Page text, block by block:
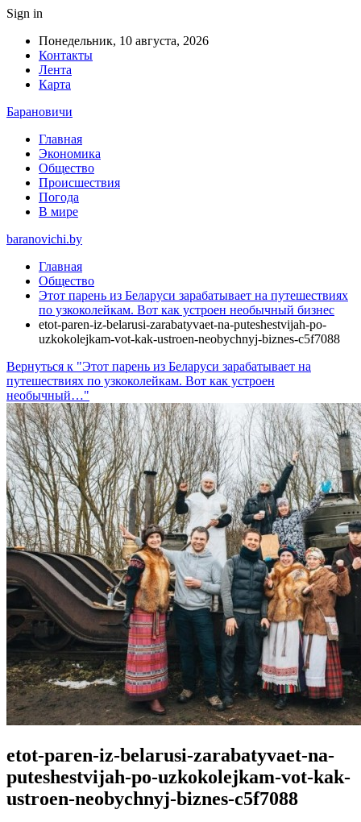
Sign in
Понедельник, 10 августа, 2026
Контакты
Лента
Карта
Барановичи
Главная
Экономика
Общество
Происшествия
Погода
В мире
baranovichi.by
Главная
Общество
Этот парень из Беларуси зарабатывает на путешествиях
по узкоколейкам. Вот как устроен необычный бизнес
etot-paren-iz-belarusi-zarabatyvaet-na-puteshestvijah-po-
uzkokolejkam-vot-kak-ustroen-neobychnyj-biznes-c5f7088
Вернуться к "Этот парень из Беларуси зарабатывает на
путешествиях по узкоколейкам. Вот как устроен
необычный…"
etot-paren-iz-belarusi-zarabatyvaet-na-
puteshestvijah-po-uzkokolejkam-vot-kak-
ustroen-neobychnyj-biznes-c5f7088